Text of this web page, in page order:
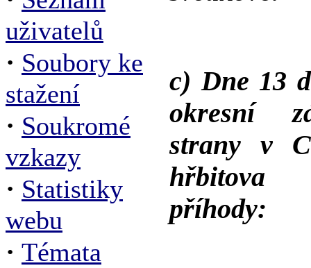
uživatelů
· Soubory ke
stažení
· Soukromé
vzkazy
· Statistiky
webu
· Témata
c) Dne 13
okresní
strany v
hřbitova
příhody: